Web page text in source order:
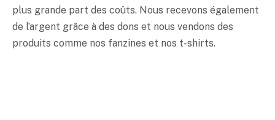
plus grande part des coûts. Nous recevons également
de l’argent grâce à des dons et nous vendons des
produits comme nos fanzines et nos t-shirts.